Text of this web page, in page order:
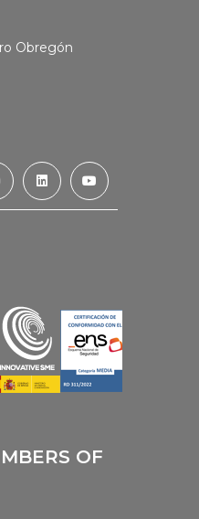
Obregón
OF